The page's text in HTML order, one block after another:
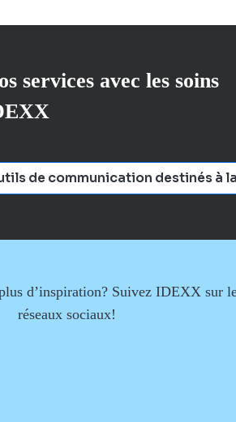
services avec les soins
de communication destinés à
d’inspiration? Suivez IDEXX sur
réseaux sociaux!